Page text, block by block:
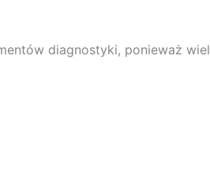
diagnostyki, ponieważ